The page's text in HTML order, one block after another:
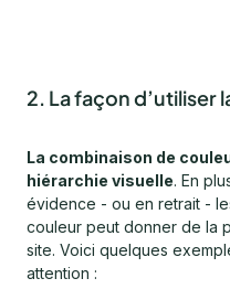
2. La façon d’utiliser
La combinaison de
hiérarchie visuelle. En
évidence - ou en retrait -
couleur peut donner de la
site. Voici quelques
attention :